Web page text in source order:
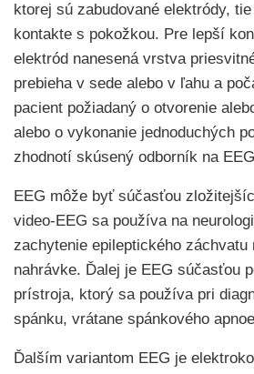
ktorej sú zabudované elektródy,
kontakte s pokožkou. Pre lepší
elektród nanesená vrstva
prebieha v sede alebo v ľahu a
pacient požiadaný o otvorenie
alebo o vykonanie jednoduchých
zhodnotí skúsený odborník na
EEG môže byť súčasťou
video-EEG sa používa na
zachytenie epileptického záchvatu
nahrávke. Ďalej je EEG súčasťou
prístroja, ktorý sa používa pri
spánku, vrátane spánkového
Ďalším variantom EEG je